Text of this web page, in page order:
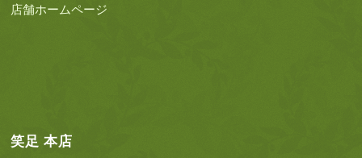
店舗ホームページ
笑足 本店